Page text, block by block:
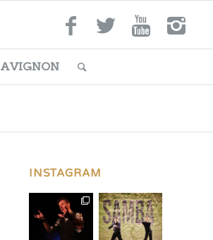
AVIGNON
INSTAGRAM